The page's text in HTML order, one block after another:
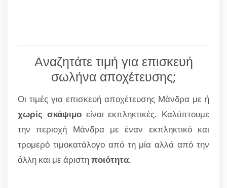
Αναζητάτε τιμή για επισκευή
σωλήνα αποχέτευσης;
Οι τιμές για επισκευή αποχέτευσης Μάνδρα με ή
χωρίς σκάψιμοείναι εκπληκτικές. Καλύπτουμε
την περιοχή Μάνδρα με έναν εκπληκτικό και
τρομερό τιμοκατάλογο από τη μία αλλά από την
άλλη και με άριστηποιότητα.